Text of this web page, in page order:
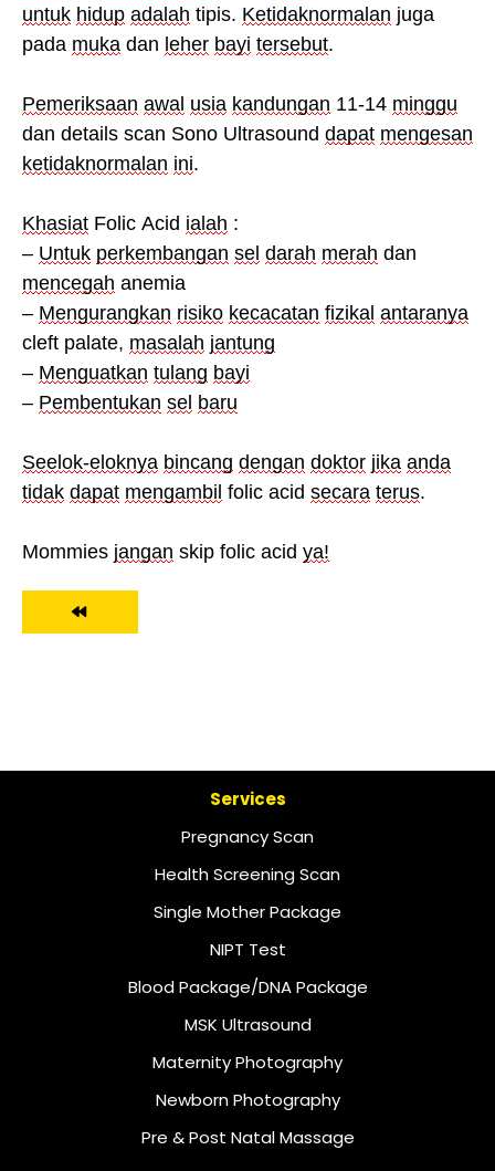
untuk hidup adalah tipis. Ketidaknormalan juga
pada muka dan leher bayi tersebut.
Pemeriksaan awal usia kandungan 11-14 minggu
dan details scan Sono Ultrasound dapat mengesan
ketidaknormalan ini.
Khasiat Folic Acid ialah :
– Untuk perkembangan sel darah merah dan
mencegah anemia
– Mengurangkan risiko kecacatan fizikal antaranya
cleft palate, masalah jantung
– Menguatkan tulang bayi
– Pembentukan sel baru
Seelok-eloknya bincang dengan doktor jika anda
tidak dapat mengambil folic acid secara terus.
Mommies jangan skip folic acid ya!
Services
Pregnancy Scan
Health Screening Scan
Single Mother Package
NIPT Test
Blood Package/DNA Package
MSK Ultrasound
Maternity Photography
Newborn Photography
Pre & Post Natal Massage